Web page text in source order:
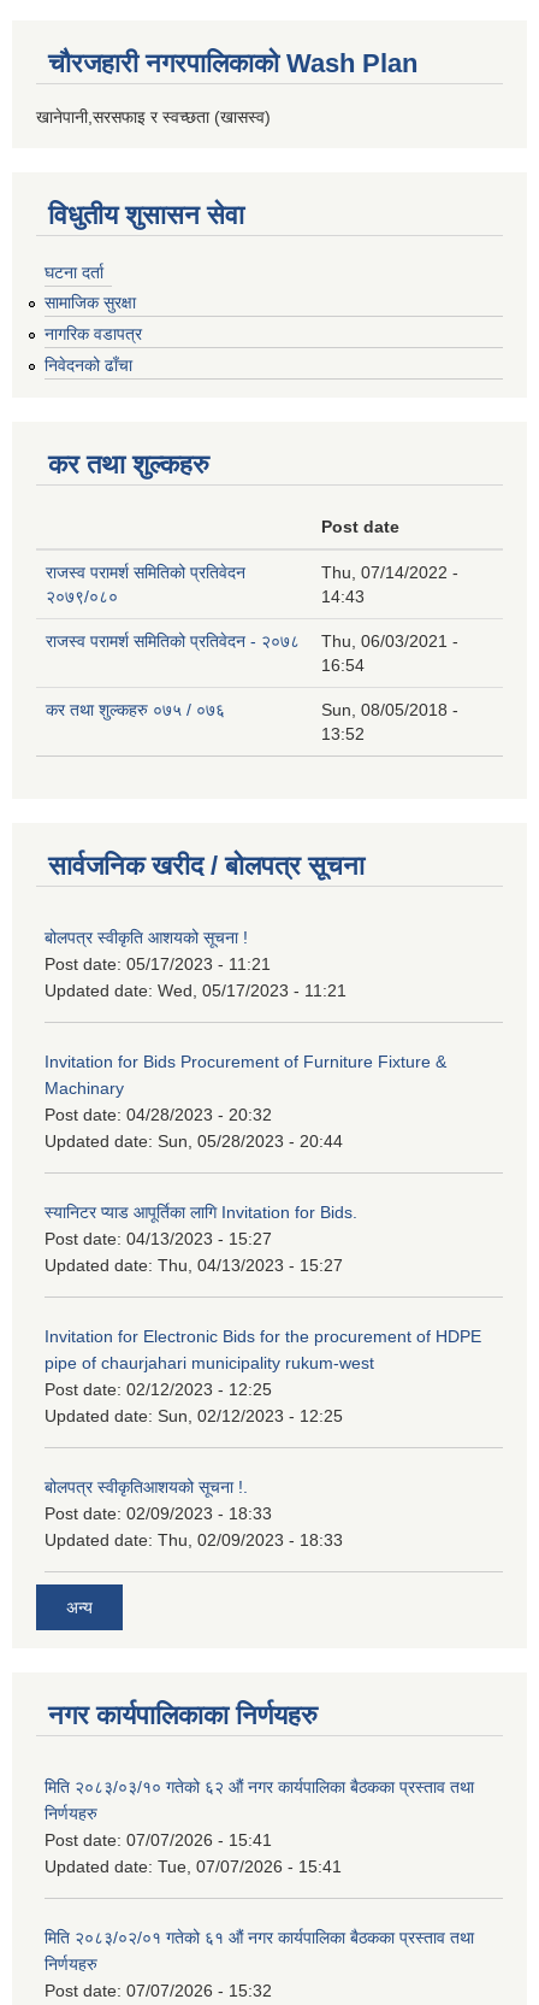
चौरजहारी नगरपालिकाको Wash Plan
खानेपानी,सरसफाइ र स्वच्छता (खासस्व)
विधुतीय शुसासन सेवा
घटना दर्ता
सामाजिक सुरक्षा
नागरिक वडापत्र
निवेदनको ढाँचा
कर तथा शुल्कहरु
Post date
राजस्व परामर्श समितिको प्रतिवेदन
२०७९/०८०
Thu, 07/14/2022 -
14:43
राजस्व परामर्श समितिको प्रतिवेदन - २०७८
Thu, 06/03/2021 -
16:54
कर तथा शुल्कहरु ०७५ / ०७६
Sun, 08/05/2018 -
13:52
सार्वजनिक खरीद / बोलपत्र सूचना
बोलपत्र स्वीकृति आशयको सूचना !
Post date: 05/17/2023 - 11:21
Updated date: Wed, 05/17/2023 - 11:21
Invitation for Bids Procurement of Furniture Fixture &
Machinary
Post date: 04/28/2023 - 20:32
Updated date: Sun, 05/28/2023 - 20:44
स्यानिटर प्याड आपूर्तिका लागि Invitation for Bids.
Post date: 04/13/2023 - 15:27
Updated date: Thu, 04/13/2023 - 15:27
Invitation for Electronic Bids for the procurement of HDPE
pipe of chaurjahari municipality rukum-west
Post date: 02/12/2023 - 12:25
Updated date: Sun, 02/12/2023 - 12:25
बोलपत्र स्वीकृतिआशयको सूचना !.
Post date: 02/09/2023 - 18:33
Updated date: Thu, 02/09/2023 - 18:33
अन्य
नगर कार्यपालिकाका निर्णयहरु
मिति २०८३/०३/१० गतेको ६२ औं नगर कार्यपालिका बैठकका प्रस्ताव तथा
निर्णयहरु
Post date: 07/07/2026 - 15:41
Updated date: Tue, 07/07/2026 - 15:41
मिति २०८३/०२/०१ गतेको ६१ औं नगर कार्यपालिका बैठकका प्रस्ताव तथा
निर्णयहरु
Post date: 07/07/2026 - 15:32